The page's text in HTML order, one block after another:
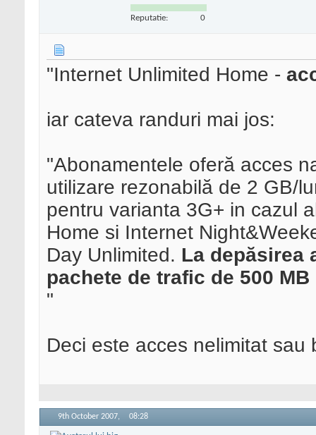
Reputatie: 0
"Internet Unlimited Home -
iar cateva randuri mai jos:
"Abonamentele oferă acces
utilizare rezonabilă de 2 GB/
pentru varianta 3G+ in cazul
Home si Internet
Day Unlimited. La depăsirea
pachete de trafic de 500
"
Deci este acces nelimitat sau
9th October 2007, 08:28